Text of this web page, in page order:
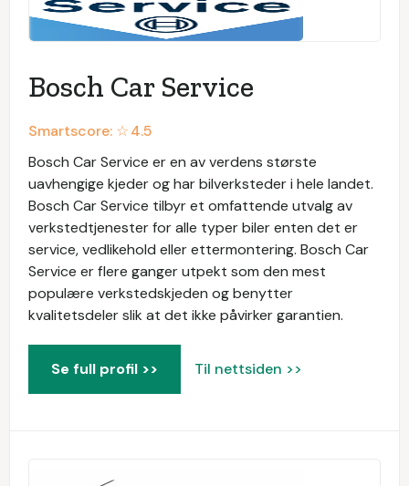
Bosch Car Service
Smartscore: ☆4.5
Bosch Car Service er en av verdens største
uavhengige kjeder og har bilverksteder i hele landet.
Bosch Car Service tilbyr et omfattende utvalg av
verkstedtjenester for alle typer biler enten det er
service, vedlikehold eller ettermontering. Bosch Car
Service er flere ganger utpekt som den mest
populære verkstedskjeden og benytter
kvalitetsdeler slik at det ikke påvirker garantien.
Se full profil >> Til nettsiden >>